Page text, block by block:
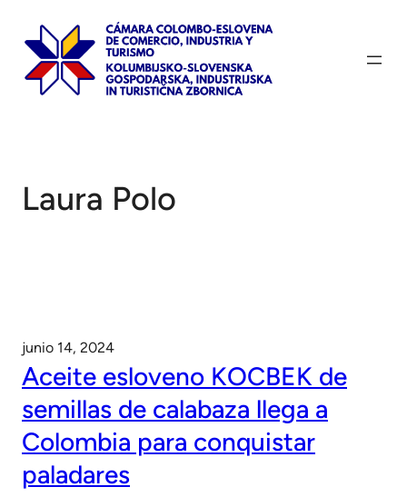
contenido
Laura Polo
junio 14, 2024
Aceite esloveno KOCBEK de
semillas de calabaza llega a
Colombia para conquistar
paladares